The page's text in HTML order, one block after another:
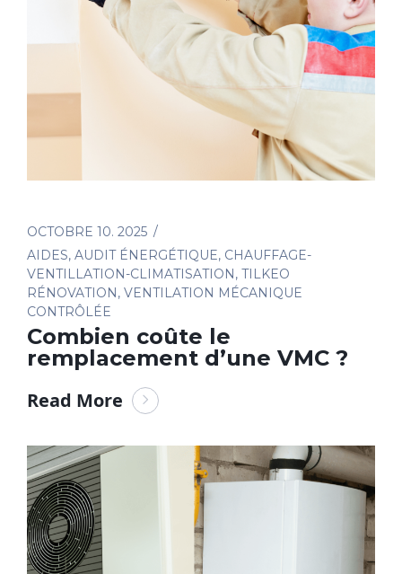
OCTOBRE 10. 2025
AIDES, AUDIT ÉNERGÉTIQUE, CHAUFFAGE-
VENTILLATION-CLIMATISATION, TILKEO
RÉNOVATION, VENTILATION MÉCANIQUE
CONTRÔLÉE
Combien coûte le
remplacement d’une VMC ?
Read More